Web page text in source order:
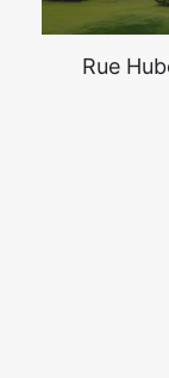
Rue